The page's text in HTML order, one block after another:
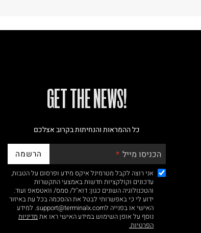
!GET THE NEWS
כל ההמראות והנחיתות בקרוב אצלכם
הכניסו מייל הרשמה
אני רוצה לקבל מטרמינל איקס מידע ופרסום על הטבות,
עדכונים וקולקציות חדשות באמצעי התקשרות
והטכנולוגיה השונים כגון: דוא"ל/ סמס/ וואטסאפ ועוד.
ידוע לי כי באפשרותי לבטל את ההסכמה בכל עת באיזור
האישי או בפנייה לsupport@terminalx.com. למידע
נוסף על אופן השימוש במידע האישי ראו את מדיניות
הפרטיות.